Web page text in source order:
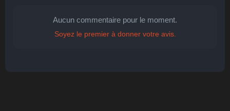
Aucun commentaire pour le moment.
Soyez le premier à donner votre avis.